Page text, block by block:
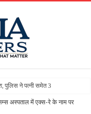
अस्पताल में एक्स-रे के नाम पर